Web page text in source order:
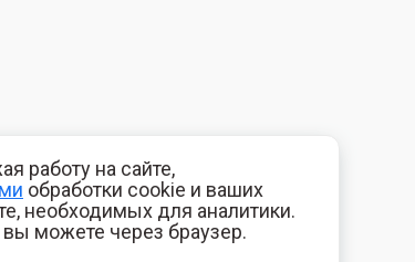
работу на сайте,
обработки cookie и ваших
необходимых для аналитики.
вы можете через браузер.